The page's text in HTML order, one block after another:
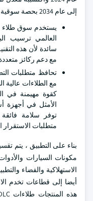
إلى عام 2034 بحصة سوقية تبلغ 59.6٪.
يستخدم سوق طلاء
سائدة لأن هذه
مع دعم ركائز
تحافظ متطلبات
كقوة مهيمنة في
الأمثل في أجهزة
توفر سلامة
متطلبات الاستقرار
بناء على التطبيق ، يتم
مكونات السيارات
الاستهلاكية والفضاء
أيضا إلى قطاعات تخدم